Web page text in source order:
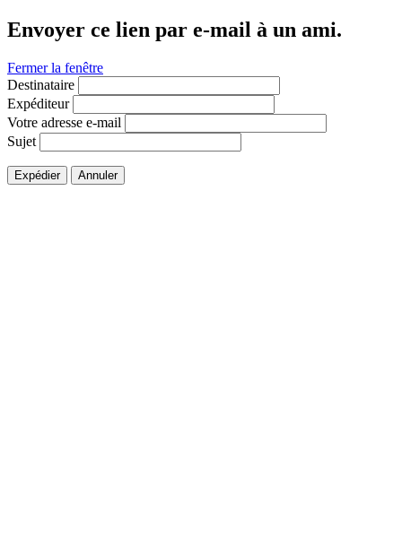
Envoyer ce lien par e-mail à un ami.
Fermer la fenêtre
Destinataire
Expéditeur
Votre adresse e-mail
Sujet
Expédier Annuler